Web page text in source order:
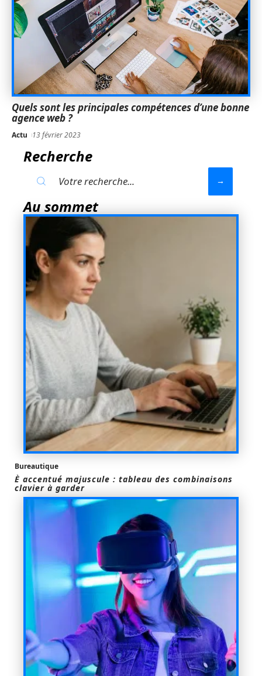
Quels sont les principales compétences d’une bonne
agence web ?
Actu 13 février 2023
Recherche
Au sommet
Bureautique
È accentué majuscule : tableau des combinaisons
clavier à garder